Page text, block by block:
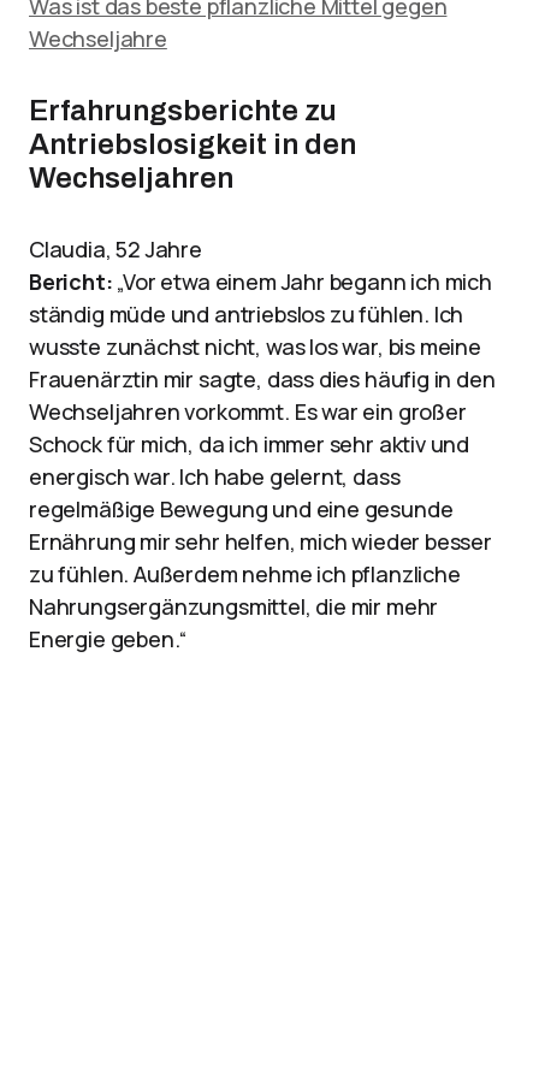
Wechseljahre
Erfahrungsberichte zu
Antriebslosigkeit in den
Wechseljahren
Claudia, 52 Jahre
Bericht: „Vor etwa einem Jahr begann ich mich
ständig müde und antriebslos zu fühlen. Ich
wusste zunächst nicht, was los war, bis meine
Frauenärztin mir sagte, dass dies häufig in den
Wechseljahren vorkommt. Es war ein großer
Schock für mich, da ich immer sehr aktiv und
energisch war. Ich habe gelernt, dass
regelmäßige Bewegung und eine gesunde
Ernährung mir sehr helfen, mich wieder besser
zu fühlen. Außerdem nehme ich pflanzliche
Nahrungsergänzungsmittel, die mir mehr
Energie geben.“